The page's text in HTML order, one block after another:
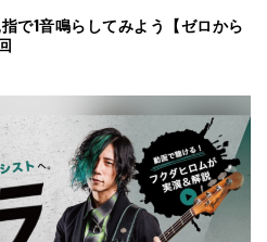
で1音鳴らしてみよう【ゼロから